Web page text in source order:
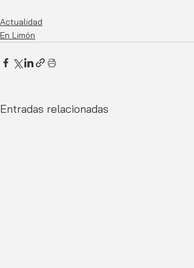
Actualidad
En Limón
Entradas relacionadas